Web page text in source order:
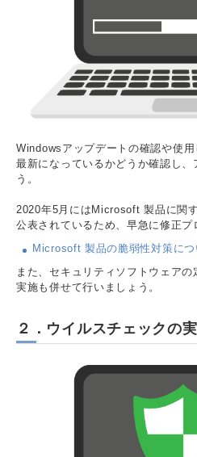
Windowsアップデートの確認や使
最新になっているかどうか確認し、
う。
2020年5月にはMicrosoft 製品に関
公表されているため、早急に修正プ
Microsoft 製品の脆弱性対策につ
また、セキュリティソフトウェア
実施も併せて行いましょう。
２．ウイルスチェックの